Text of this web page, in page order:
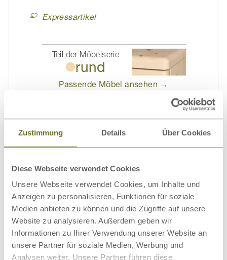
Zustimmung Details Über Cookies
Diese Webseite verwendet Cookies
Unsere Webseite verwendet Cookies, um Inhalte und
Anzeigen zu personalisieren, Funktionen für soziale
Medien anbieten zu können und die Zugriffe auf unsere
Website zu analysieren. Außerdem geben wir
Informationen zu Ihrer Verwendung unserer Website an
unsere Partner für soziale Medien, Werbung und
Analysen weiter. Unsere Partner führen diese
Expressartikel
Teil der Möbelserie
rund
Passende Möbelansehen →
Gravur & Polsterung
Einfache Montage
Über unser Holz
Kundenmeinungen